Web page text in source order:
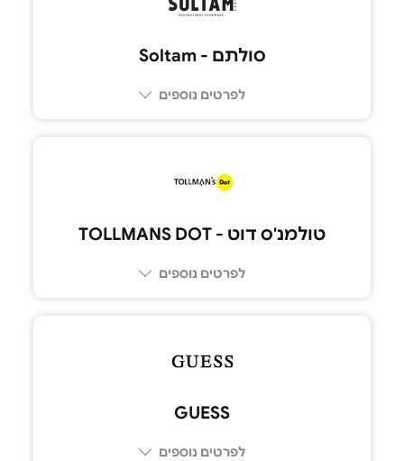
סולתם - Soltam
לפרטים נוספים
טולמנ'ס דוט - TOLLMANS DOT
לפרטים נוספים
GUESS
לפרטים נוספים